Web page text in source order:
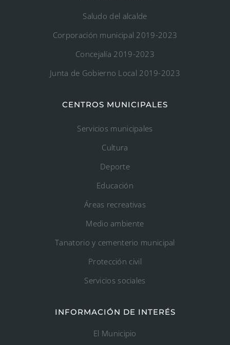
Saludo del alcalde
Corporación municipal 2019-2023
Concejalía 2019-2023
Junta de Gobierno Local 2019-2023
CENTROS MUNICIPALES
Servicios municipales
Cultura
Deporte
Educación
Áreas recreativas
Medio ambiente
Tanatorio y cementerio municipal
Protección civil
Servicios sociales
INFORMACIÓN DE INTERÉS
El Municipio